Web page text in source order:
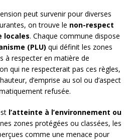
peut survenir pour diverses
on trouve le non-respect
locales. Chaque commune dispose
(PLU) qui définit les zones
à respecter en matière de
qui ne respecterait pas ces règles,
d’emprise au sol ou d’aspect
refusée.
l’atteinte à l’environnement ou
zones protégées ou classées, les
comme une menace pour